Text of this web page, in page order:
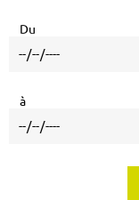
Du
à